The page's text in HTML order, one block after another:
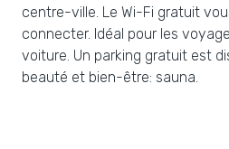
centre-ville. Le Wi-Fi gratuit
connecter. Idéal pour les
voiture. Un parking gratuit est
beauté et bien-être: sauna.